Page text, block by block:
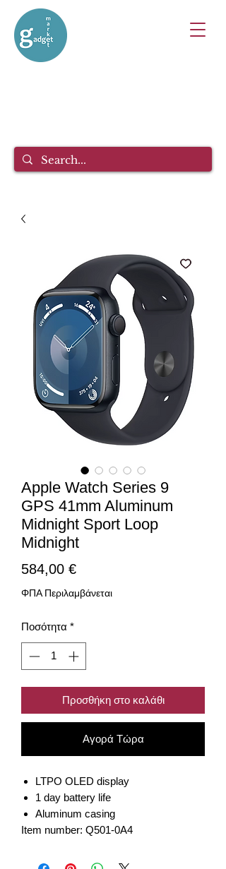
Apple Watch Series 9
GPS 41mm Aluminum
Midnight Sport Loop
Midnight
584,00 €Τιμή
ΦΠΑ Περιλαμβάνεται
Ποσότητα *
Προσθήκη στο καλάθι
Αγορά Τώρα
LTPO OLED display
1 day battery life
Aluminum casing
Item number: Q501-0A4